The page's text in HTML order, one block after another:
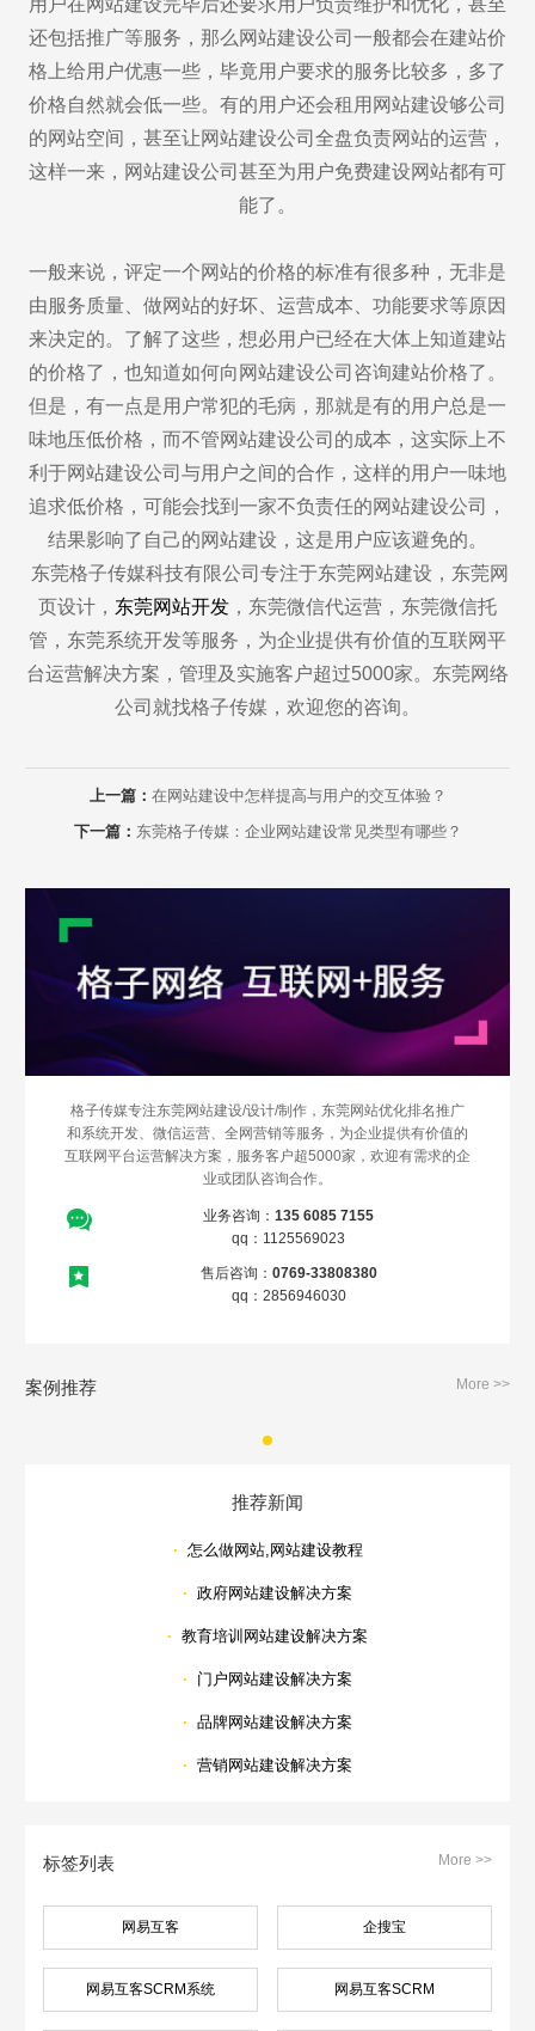
还包括推广等服务，那么网站建设公司一般都会在建站价
格上给用户优惠一些，毕竟用户要求的服务比较多，多了
价格自然就会低一些。有的用户还会租用网站建设够公司
的网站空间，甚至让网站建设公司全盘负责网站的运营，
这样一来，网站建设公司甚至为用户免费建设网站都有可
能了。
一般来说，评定一个网站的价格的标准有很多种，无非是
由服务质量、做网站的好坏、运营成本、功能要求等原因
来决定的。了解了这些，想必用户已经在大体上知道建站
的价格了，也知道如何向网站建设公司咨询建站价格了。
但是，有一点是用户常犯的毛病，那就是有的用户总是一
味地压低价格，而不管网站建设公司的成本，这实际上不
利于网站建设公司与用户之间的合作，这样的用户一味地
追求低价格，可能会找到一家不负责任的网站建设公司，
结果影响了自己的网站建设，这是用户应该避免的。
东莞格子传媒科技有限公司专注于东莞网站建设，东莞网
页设计， 东莞网站开发 ，东莞微信代运营，东莞微信托
管，东莞系统开发等服务，为企业提供有价值的互联网平
台运营解决方案，管理及实施客户超过5000家。东莞网络
公司就找格子传媒，欢迎您的咨询。
上一篇： 在网站建设中怎样提高与用户的交互体验？
下一篇： 东莞格子传媒：企业网站建设常见类型有哪些？
格子传媒专注东莞网站建设/设计/制作，东莞网站优化排名推广
和系统开发、微信运营、全网营销等服务，为企业提供有价值的
互联网平台运营解决方案，服务客户超5000家，欢迎有需求的企
业或团队咨询合作。
业务咨询： 135 6085 7155
qq：1125569023
售后咨询： 0769-33808380
qq：2856946030
案例推荐 More >>
推荐新闻
· 怎么做网站,网站建设教程
· 政府网站建设解决方案
· 教育培训网站建设解决方案
· 门户网站建设解决方案
· 品牌网站建设解决方案
· 营销网站建设解决方案
标签列表 More >>
网易互客 企搜宝
网易互客SCRM系统 网易互客SCRM
Are you ready?
不怕就请留下您的需求及联系方式，我们会第一时间送上问候的。